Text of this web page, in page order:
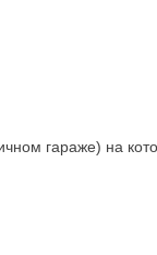
гараже) на